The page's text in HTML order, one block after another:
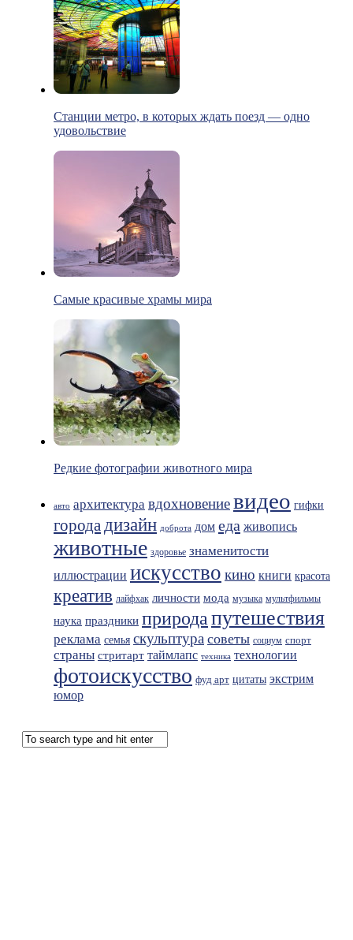
Станции метро, в которых ждать поезд — одно
удовольствие
Самые красивые храмы мира
Редкие фотографии животного мира
авто архитектура вдохновениевидео гифки
городадизайн доброта дом еда живопись
животные здоровье знаменитости
иллюстрации искусство кино книги красота
креатив лайфхак личности мода музыка мультфильмы
наука праздники природапутешествия
реклама семья скульптура советы социум спорт
страны стритарт таймлапс техника технологии
фотоискусство фуд арт цитаты экстрим
юмор